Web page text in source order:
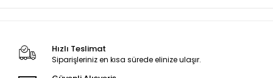
Hızlı Teslimat
Siparişleriniz en kısa sürede elinize ulaşır.